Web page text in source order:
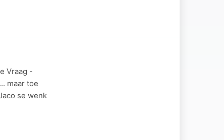
Vraag -
maar toe
se wenk